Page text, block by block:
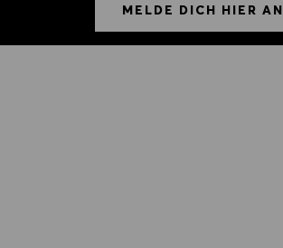
MELDE DICH HIER AN